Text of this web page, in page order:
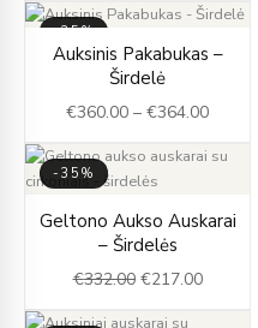
-35%
Auksinis Pakabukas –
Širdelė
€360.00 – €364.00
range:
through
-35%
Geltono Aukso Auskarai
– Širdelės
€332.00
price
was:
€332.00.
€217.00
price
€217.00.